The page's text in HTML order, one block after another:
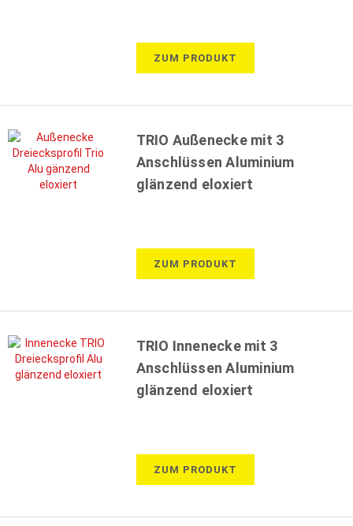
ZUM PRODUKT
TRIO Außenecke mit 3
Anschlüssen Aluminium
glänzend eloxiert
ZUM PRODUKT
TRIO Innenecke mit 3
Anschlüssen Aluminium
glänzend eloxiert
ZUM PRODUKT